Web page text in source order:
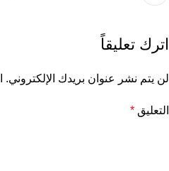
اترك تعليقاً
لن يتم نشر عنوان بريدك الإلكتروني.
التعليق *